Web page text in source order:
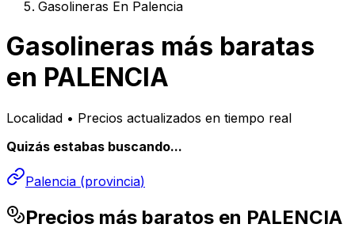
Gasolineras En Palencia
Gasolineras más baratas
en PALENCIA
Localidad • Precios actualizados en tiempo real
Quizás estabas buscando...
Palencia (provincia)
Precios más baratos en PALENCIA